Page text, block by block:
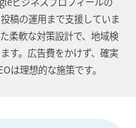
稿の運用まで支援していま
柔軟な対策設計で、地域検
す。広告費をかけず、確実
は理想的な施策です。